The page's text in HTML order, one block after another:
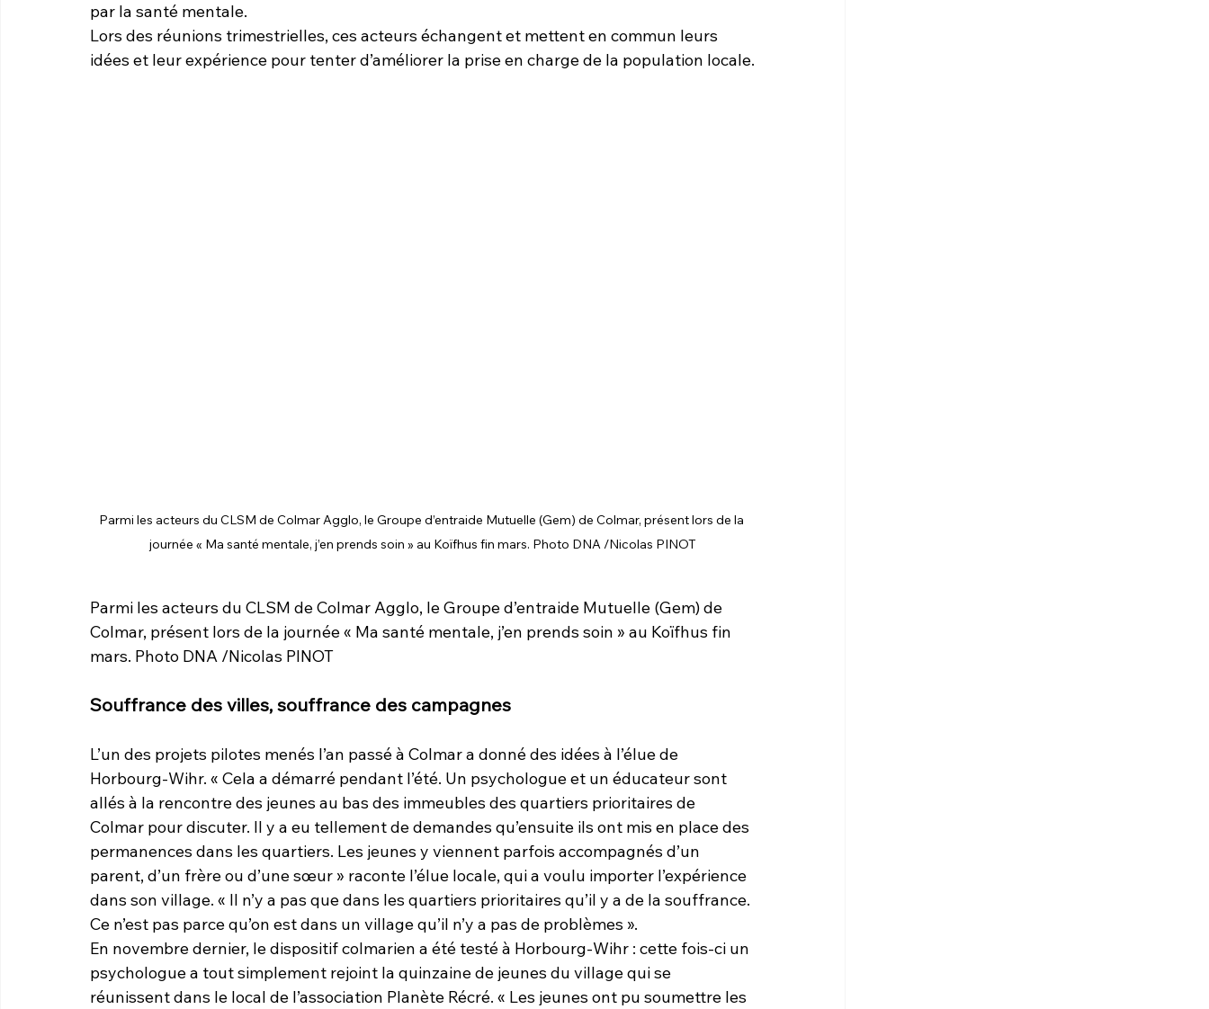
par la santé mentale.
Lors des réunions trimestrielles, ces acteurs échangent et mettent en commun leurs
idées et leur expérience pour tenter d’améliorer la prise en charge de la population locale.
Parmi les acteurs du CLSM de Colmar Agglo, le Groupe d’entraide Mutuelle (Gem) de Colmar, présent lors de la
journée « Ma santé mentale, j’en prends soin » au Koïfhus fin mars. Photo DNA /Nicolas PINOT
Parmi les acteurs du CLSM de Colmar Agglo, le Groupe d’entraide Mutuelle (Gem) de
Colmar, présent lors de la journée « Ma santé mentale, j’en prends soin » au Koïfhus fin
mars. Photo DNA /Nicolas PINOT
Souffrance des villes, souffrance des campagnes
L’un des projets pilotes menés l’an passé à Colmar a donné des idées à l’élue de
Horbourg-Wihr. « Cela a démarré pendant l’été. Un psychologue et un éducateur sont
allés à la rencontre des jeunes au bas des immeubles des quartiers prioritaires de
Colmar pour discuter. Il y a eu tellement de demandes qu’ensuite ils ont mis en place des
permanences dans les quartiers. Les jeunes y viennent parfois accompagnés d’un
parent, d’un frère ou d’une sœur » raconte l’élue locale, qui a voulu importer l’expérience
dans son village. « Il n’y a pas que dans les quartiers prioritaires qu’il y a de la souffrance.
Ce n’est pas parce qu’on est dans un village qu’il n’y a pas de problèmes ».
En novembre dernier, le dispositif colmarien a été testé à Horbourg-Wihr : cette fois-ci un
psychologue a tout simplement rejoint la quinzaine de jeunes du village qui se
réunissent dans le local de l’association Planète Récré. « Les jeunes ont pu soumettre les